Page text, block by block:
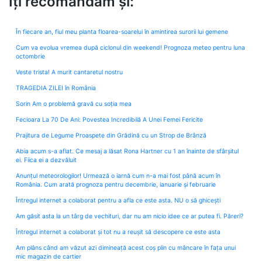
În fiecare an, fiul meu planta floarea-soarelui în amintirea surorii lui gemene
Cum va evolua vremea după ciclonul din weekend! Prognoza meteo pentru luna
octombrie
Veste trista! A murit cantaretul nostru
TRAGEDIA ZILEI în România
Sorin Am o problemă gravă cu soția mea
Fecioara La 70 De Ani: Povestea Incredibilă A Unei Femei Fericite
Prajitura de Legume Proaspete din Grădină cu un Strop de Brânză
Abia acum s-a aflat. Ce mesaj a lăsat Rona Hartner cu 1 an înainte de sfârșitul
ei. Fiica ei a dezvăluit
Anunțul meteorologilor! Urmează o iarnă cum n-a mai fost până acum în
România. Cum arată prognoza pentru decembrie, ianuarie și februarie
Întregul internet a colaborat pentru a afla ce este asta. NU o să ghicești
Am găsit asta la un târg de vechituri, dar nu am nicio idee ce ar putea fi. Păreri?
Întregul internet a colaborat și tot nu a reușit să descopere ce este asta
Am plâns când am văzut azi dimineață acest coș plin cu mâncare în fața unui
mic magazin de cartier